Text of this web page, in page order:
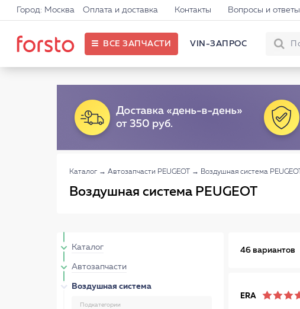
Город: Москва Оплата и доставка Контакты Вопросы и ответы
ВСЕ ЗАПЧАСТИ VIN-ЗАПРОС
Каталог → Автозапчасти PEUGEOT → Воздушная система PEUGEOT
Воздушная система PEUGEOT
Каталог
Автозапчасти
Воздушная система
Подкатегории
46 вариантов
ERA